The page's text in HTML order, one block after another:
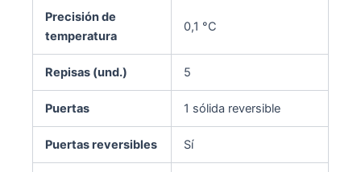
Precisión de
temperatura
0,1 °C
Repisas (und.) 5
Puertas 1 sólida reversible
Puertas reversibles Sí